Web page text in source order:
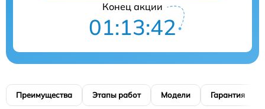
Конец акции
01:13:41
Преимущества Этапы работ Модели Гарантия